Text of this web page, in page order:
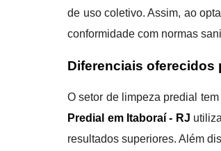
de uso coletivo. Assim, ao
conformidade com normas
Diferenciais oferecidos
O setor de limpeza predial
Predial em Itaboraí - RJ
resultados superiores. Além